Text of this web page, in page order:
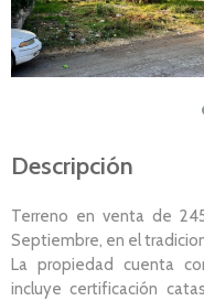
Descripción
Terreno en venta de
Septiembre, en el
La propiedad cuenta
incluye certificación